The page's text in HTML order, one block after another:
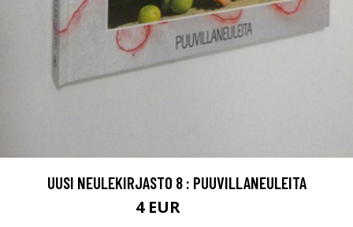
UUSI NEULEKIRJASTO 8 : PUUVILLANEULEITA
4 EUR